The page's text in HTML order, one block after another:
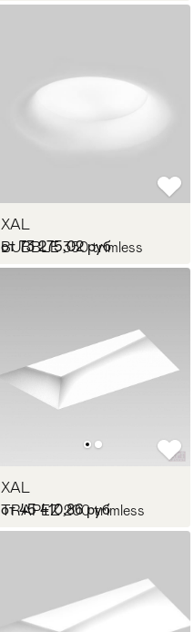
XAL
BUBBLE 350 trimless
от 73 275,02 руб
XAL
TRAPEZ 200 trimless
от 45 410,86 руб